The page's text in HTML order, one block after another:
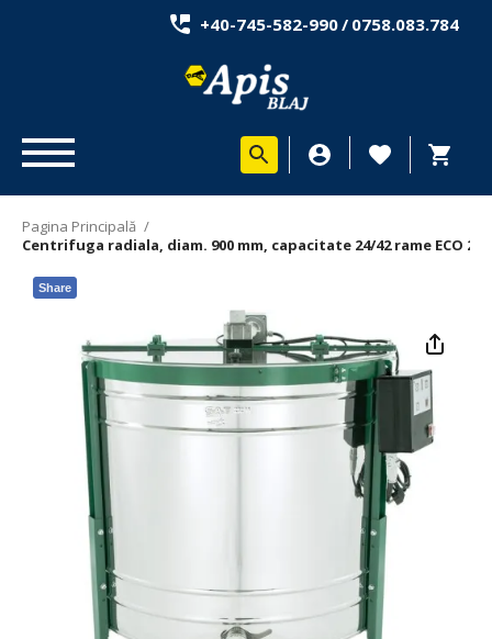
+40-745-582-990/ 0758.083.784
Pagina Principală /
Centrifuga radiala, diam. 900 mm, capacitate 24/42 rame ECO
Share